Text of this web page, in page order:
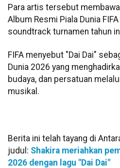
Para artis tersebut
Album Resmi Piala Dunia
soundtrack turnamen tahun
FIFA menyebut "Dai Dai"
Dunia 2026 yang
budaya, dan persatuan
musikal.
Berita ini telah tayang di
judul: Shakira meriahkan
2026 dengan lagu "Dai Dai"